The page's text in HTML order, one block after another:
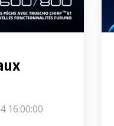
16:00:00